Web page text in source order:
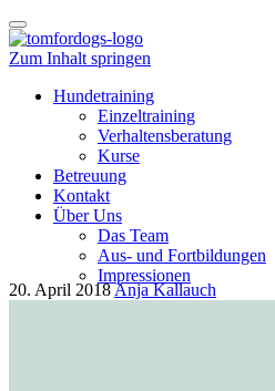
Schalte
Navigation
Zum Inhalt springen
Hundetraining
Einzeltraining
Verhaltensberatung
Kurse
Betreuung
Kontakt
Über Uns
Das Team
Aus- und Fortbildungen
Impressionen
20. April 2018Anja Kallauch